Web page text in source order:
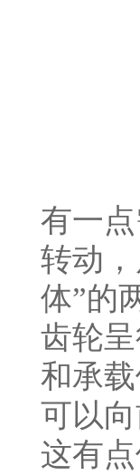
有一
转动
体”的
齿轮
和承
可以
这有